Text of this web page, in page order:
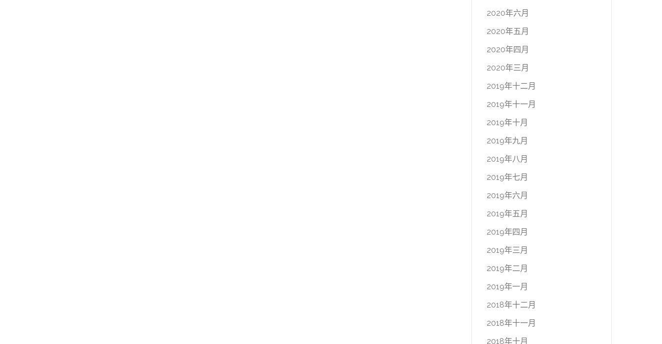
2020年六月
2020年五月
2020年四月
2020年三月
2019年十二月
2019年十一月
2019年十月
2019年九月
2019年八月
2019年七月
2019年六月
2019年五月
2019年四月
2019年三月
2019年二月
2019年一月
2018年十二月
2018年十一月
2018年十月